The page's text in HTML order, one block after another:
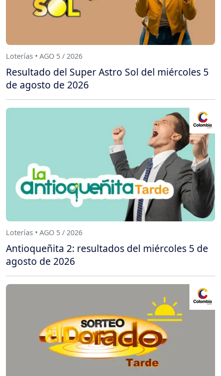
Loterías • AGO 5 / 2026
Resultado del Super Astro Sol del miércoles 5
de agosto de 2026
Loterías • AGO 5 / 2026
Antioqueñita 2: resultados del miércoles 5 de
agosto de 2026